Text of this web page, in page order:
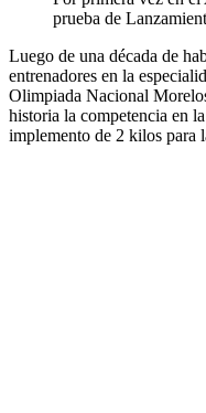
prueba de
Luego de una década de
entrenadores en la
Olimpiada Nacional
historia la competencia en
implemento de 2 kilos para